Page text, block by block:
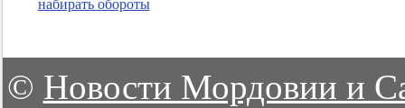
набирать обороты
© Новости Мордовии и